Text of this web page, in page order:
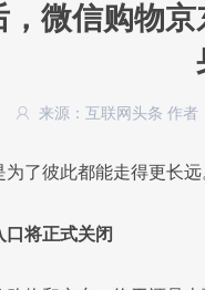
，微信购物
来源：互联网头条 作者
为了彼此都能走得更长远
口将正式关闭